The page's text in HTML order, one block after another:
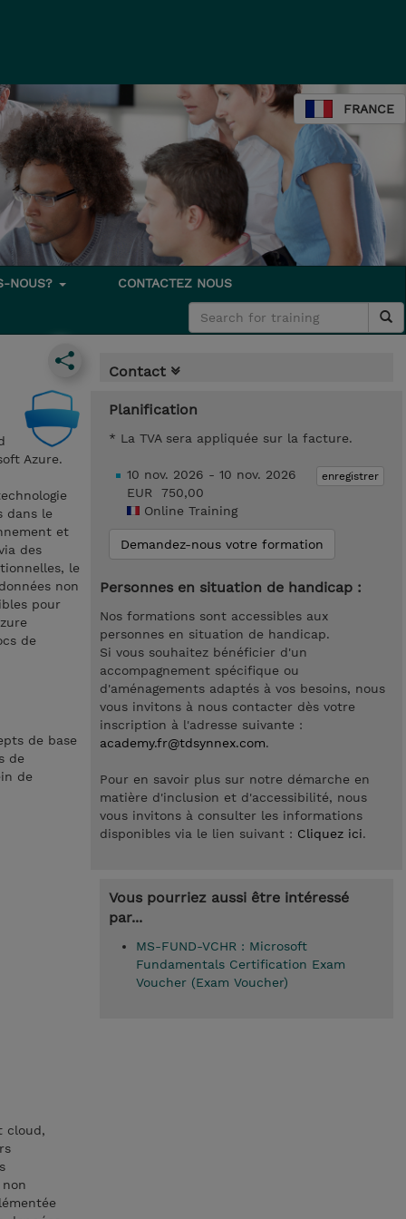
FRANCE
NOUS? CONTACTEZ NOUS
Azure.
dans le
et
des
le
non
pour
de
de base
de
de
cloud,
Contact
Planification
* La TVA sera appliquée sur la facture.
enregistrer
10 nov. 2026 - 10 nov. 2026
EUR 750,00
Online Training
Demandez-nous votre formation
Personnes en situation de handicap :
Nos formations sont accessibles aux
personnes en situation de handicap.
Si vous souhaitez bénéficier d'un
accompagnement spécifique ou
d'aménagements adaptés à vos besoins, nous
vous invitons à nous contacter dès votre
inscription à l'adresse suivante :
academy.fr@tdsynnex.com.
Pour en savoir plus sur notre démarche en
matière d'inclusion et d'accessibilité, nous
vous invitons à consulter les informations
disponibles via le lien suivant : Cliquez ici.
Vous pourriez aussi être intéressé
par...
MS-FUND-VCHR : Microsoft
Fundamentals Certification Exam
Voucher (Exam Voucher)